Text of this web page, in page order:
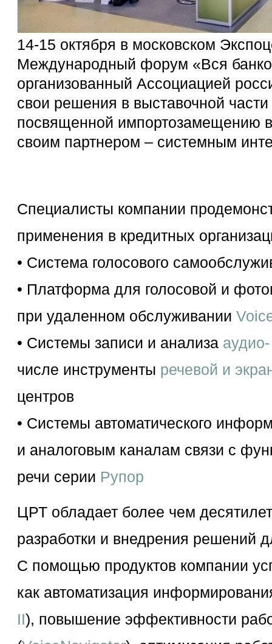
14-15 октября в московском
Международный форум «Вся
организованный Ассоциацией
свои решения в выставочной
посвященной импортозамещению в
своим партнером – системным
Специалисты компании
применения в кредитных
• Система голосового
• Платформа для голосовой и
при удаленном обслуживании
• Системы записи и анализа аудио-
числе инструменты речевой и
центров
• Системы автоматического
и аналоговым каналам связи с
речи серии Рупор
ЦРТ обладает более чем
разработки и внедрения решений
С помощью продуктов компании
как автоматизация
II), повышение эффективности